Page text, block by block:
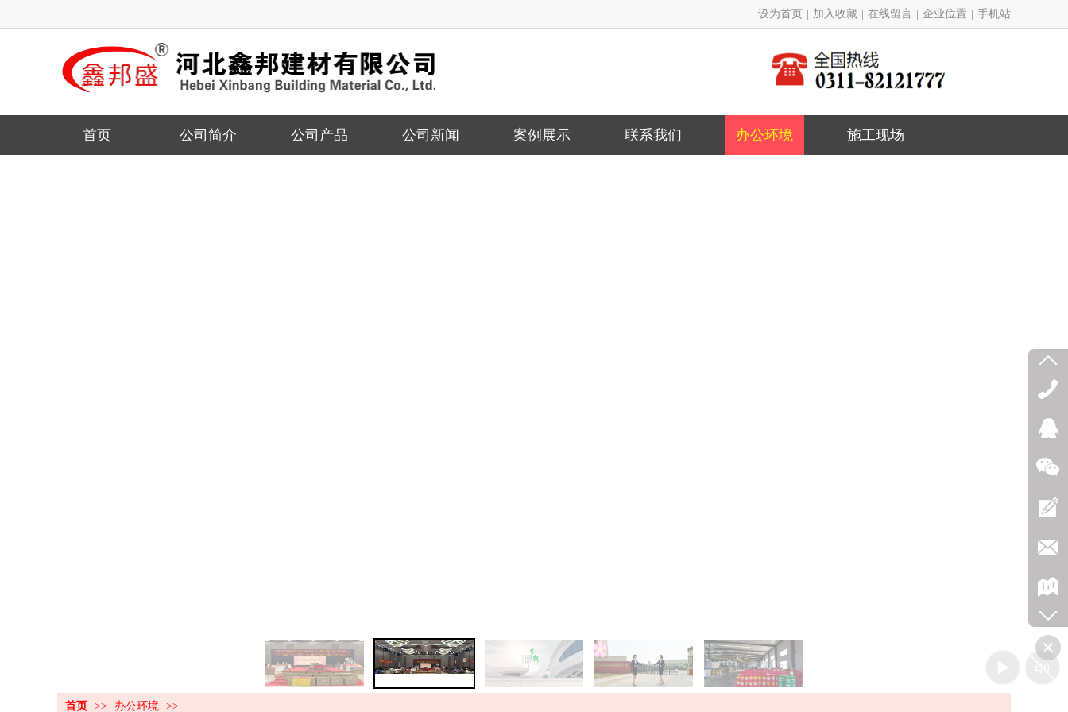
设为首页 加入收藏 在线留言 企业位置 手机站
首页 公司简介 公司产品 公司新闻 案例展示 联系我们 办公环境 施工现场
首页 >> 办公环境 >>